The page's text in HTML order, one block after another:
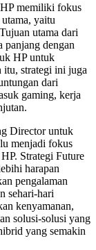
memiliki fokus
yaitu
utama dari
panjang dengan
HP untuk
itu, strategi ini juga
dari
gaming, kerja
Director untuk
menjadi fokus
Strategi Future
harapan
pengalaman
sehari-hari
kenyamanan,
solusi-solusi yang
yang semakin